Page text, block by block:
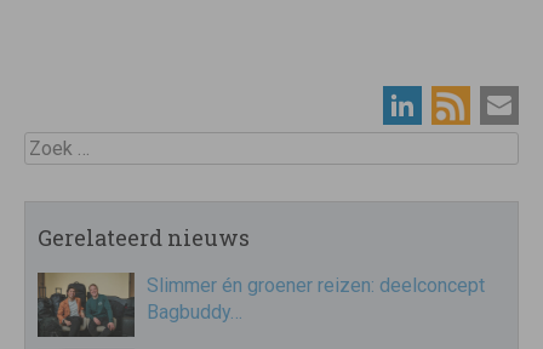
Zoek
Gerelateerd nieuws
Slimmer én groener reizen: deelconcept
Bagbuddy…